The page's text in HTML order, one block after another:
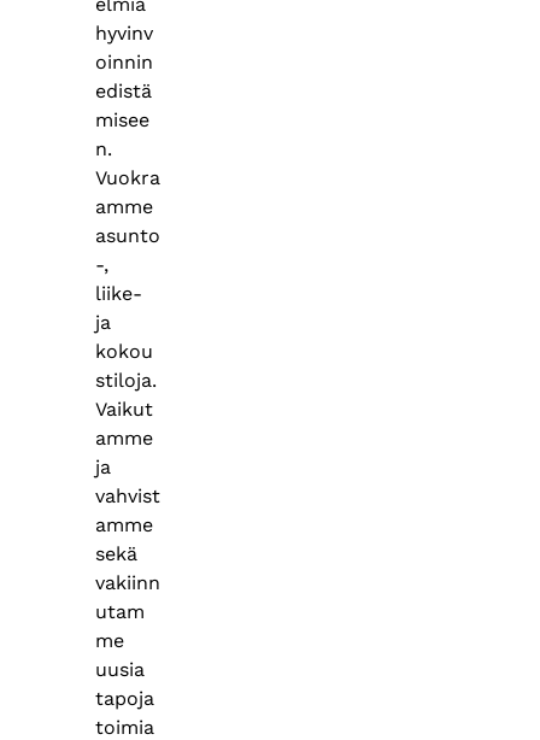
hyvinv
oinnin
edistä
misee
n.
Vuokra
amme
asunto
-,
liike-
ja
kokou
stiloja.
Vaikut
amme
ja
vahvist
amme
sekä
vakiinn
utam
me
uusia
tapoja
toimia